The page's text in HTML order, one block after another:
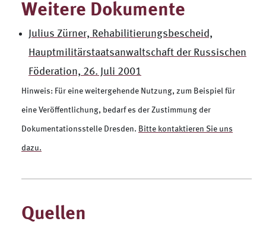
Weitere Dokumente
Julius Zürner, Rehabilitierungsbescheid,
Hauptmilitärstaatsanwaltschaft der Russischen
Föderation, 26. Juli 2001
Hinweis: Für eine weitergehende Nutzung, zum Beispiel für
eine Veröffentlichung, bedarf es der Zustimmung der
Dokumentationsstelle Dresden. Bitte kontaktieren Sie uns
dazu.
Quellen